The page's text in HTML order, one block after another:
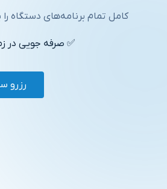
کامل تمام برنامه‌های دستگاه
✅ صرفه جویی در
رزرو